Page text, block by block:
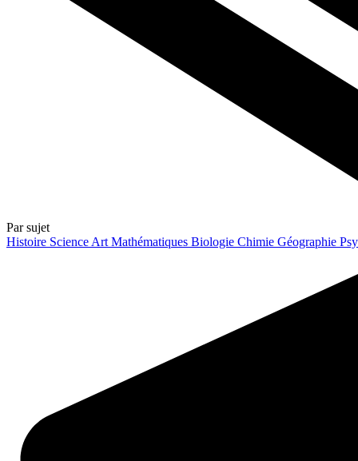
Par sujet
Histoire Science Art Mathématiques Biologie Chimie Géographie